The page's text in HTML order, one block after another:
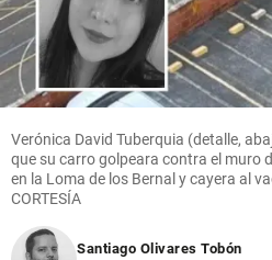
Verónica David Tuberquia (detalle,
que su carro golpeara contra el muro
en la Loma de los Bernal y cayera al
CORTESÍA
Santiago Olivares Tobón